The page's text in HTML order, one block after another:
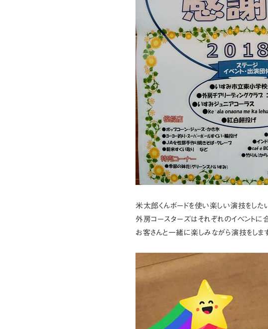
米太郎くんボードを使い楽しい演技をした
外房コースターズはそれぞれのイベントに
お客さんと一緒に楽しみながら演技をしま